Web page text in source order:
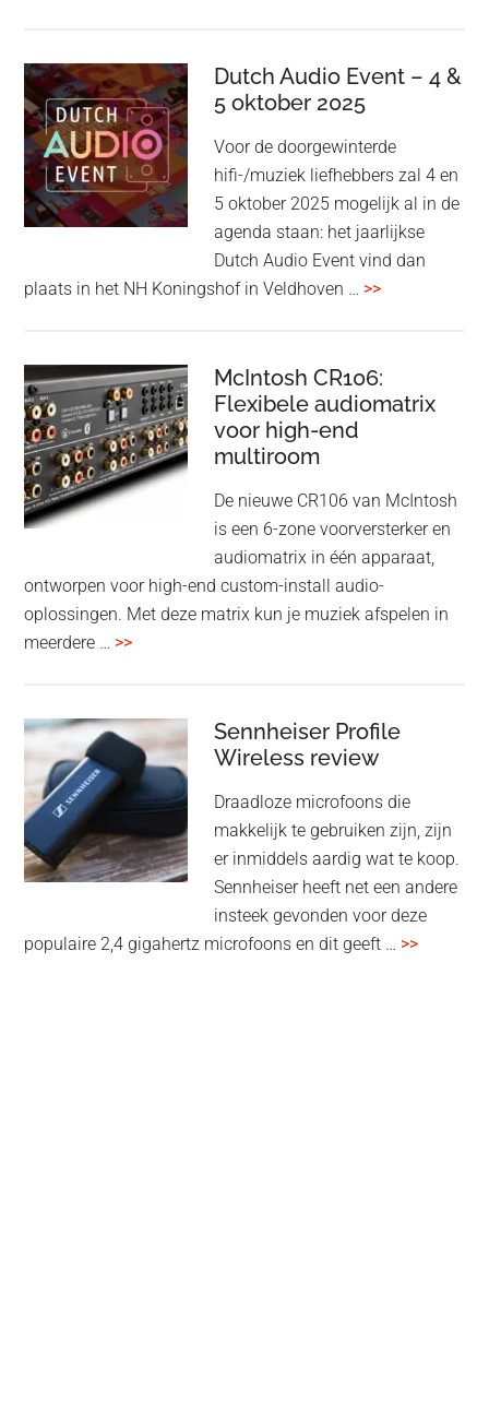
kondigt
Beo
Grace
aan:
high-
end
earbuds
titanium
Adaptive
noise
cancelling
Dutch Audio Event – 4 &
5 oktober 2025
Voor de doorgewinterde
hifi-/muziek liefhebbers zal 4 en
5 oktober 2025 mogelijk al in de
agenda staan: het jaarlijkse
Dutch Audio Event vind dan
plaats in het NH Koningshof in Veldhoven … >>overDutch
–
4
McIntosh CR106:
Flexibele audiomatrix
voor high-end
multiroom
De nieuwe CR106 van McIntosh
is een 6-zone voorversterker en
audiomatrix in één apparaat,
ontworpen voor high-end custom-install audio-
oplossingen. Met deze matrix kun je muziek afspelen in
meerdere … >>overMcIntosh
audiomatrix
voor
high-
end
multiroom
Sennheiser Profile
Wireless review
Draadloze microfoons die
makkelijk te gebruiken zijn, zijn
er inmiddels aardig wat te koop.
Sennheiser heeft net een andere
insteek gevonden voor deze
populaire 2,4 gigahertz microfoons en dit geeft … >>